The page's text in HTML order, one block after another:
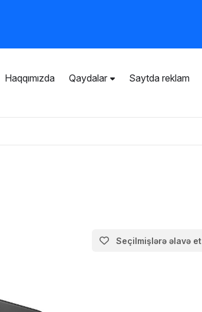
Haqqımızda Qaydalar Saytda reklam
Seçilmişlərə əlavə et